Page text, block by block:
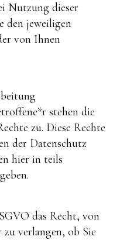
Nutzung dieser
den jeweiligen
von Ihnen
stehen die
zu. Diese Rechte
der Datenschutz
hier in teils
das Recht, von
verlangen, ob Sie